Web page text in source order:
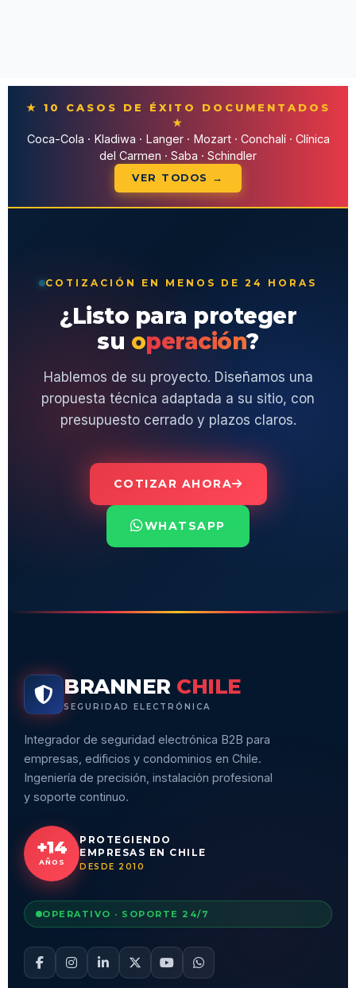
★ 10 CASOS DE ÉXITO DOCUMENTADOS
★
Coca-Cola · Kladiwa · Langer · Mozart · Conchalí · Clínica
del Carmen · Saba · Schindler
VER TODOS →
COTIZACIÓN EN MENOS DE 24 HORAS
¿Listo para proteger
su operación?
Hablemos de su proyecto. Diseñamos una
propuesta técnica adaptada a su sitio, con
presupuesto cerrado y plazos claros.
COTIZAR AHORA
WHATSAPP
BRANNER CHILE
SEGURIDAD ELECTRÓNICA
Integrador de seguridad electrónica B2B para
empresas, edificios y condominios en Chile.
Ingeniería de precisión, instalación profesional
y soporte continuo.
+14
AÑOS
PROTEGIENDO
EMPRESAS EN CHILE
DESDE 2010
OPERATIVO · SOPORTE 24/7